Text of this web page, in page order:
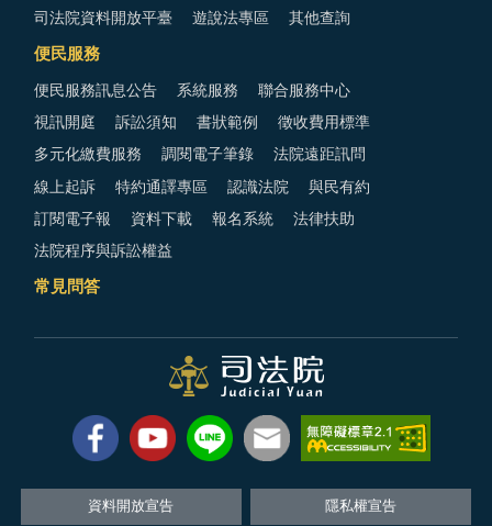
司法院資料開放平臺 遊說法專區 其他查詢
便民服務
便民服務訊息公告 系統服務 聯合服務中心
視訊開庭 訴訟須知 書狀範例 徵收費用標準
多元化繳費服務 調閱電子筆錄 法院遠距訊問
線上起訴 特約通譯專區 認識法院 與民有約
訂閱電子報 資料下載 報名系統 法律扶助
法院程序與訴訟權益
常見問答
資料開放宣告 隱私權宣告